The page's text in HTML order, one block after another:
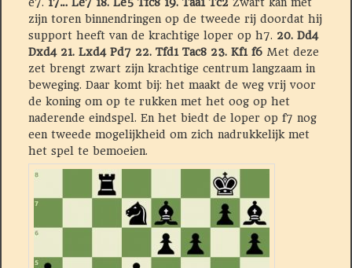
e7. 17… Le7 18. Le5 Tfc8 19. Taa1 Tc2 Zwart kan met
zijn toren binnendringen op de tweede rij doordat hij
support heeft van de krachtige loper op h7. 20. Dd4
Dxd4 21. Lxd4 Pd7 22. Tfd1 Tac8 23. Kf1 f6 Met deze
zet brengt zwart zijn krachtige centrum langzaam in
beweging. Daar komt bij: het maakt de weg vrij voor
de koning om op te rukken met het oog op het
naderende eindspel. En het biedt de loper op f7 nog
een tweede mogelijkheid om zich nadrukkelijk met
het spel te bemoeien.